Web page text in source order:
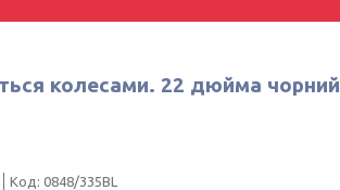
колесами. 22 дюйма чорний
Код: 0848/335BL